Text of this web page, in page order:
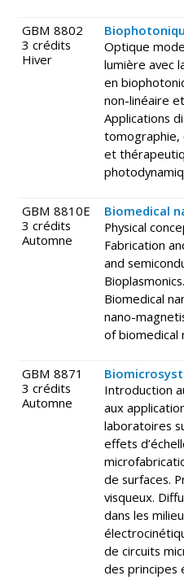
GBM 8802
3 crédits
Hiver
Optique
lumière avec
en
non-linéaire
Applications
tomographie,
et
GBM 8810E
3 crédits
Automne
Biomedical
Physical
Fabrication
and
Biomedical
nano-
of biomedical
GBM 8871
3 crédits
Automne
Introduction
aux
laboratoires
effets
de surfaces.
visqueux.
dans les
de circuits
des principes